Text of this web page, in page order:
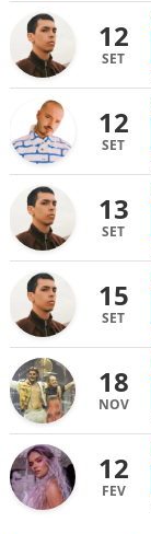
12
SET
12
SET
13
SET
15
SET
18
NOV
12
FEV